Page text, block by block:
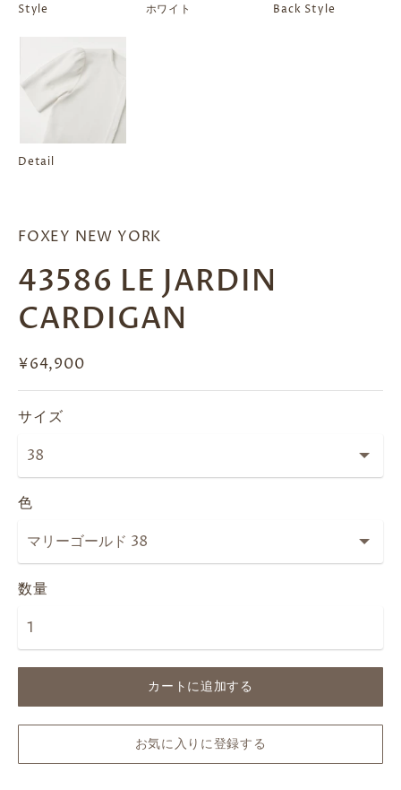
Style ホワイト Back Style
Detail
FOXEY NEW YORK
43586 LE JARDIN
CARDIGAN
¥64,900
サイズ
色
数量
カートに追加する
お気に入りに登録する